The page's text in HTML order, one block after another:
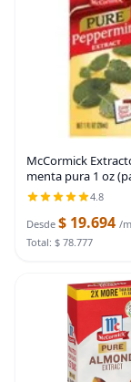
McCormick
menta pura 1 oz
18)
4.8
Desde $ 19.694 /
Total: $ 78.777